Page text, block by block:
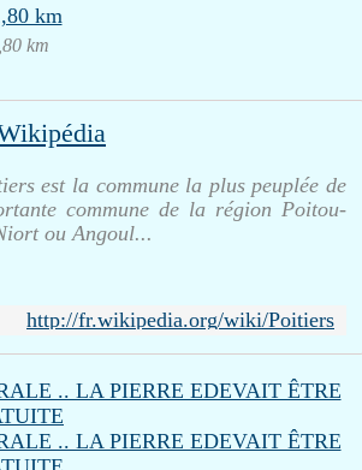
km
est la commune la plus peuplée de
commune de la région Poitou-
ou Angoul...
http://fr.wikipedia.org/wiki/Poitiers